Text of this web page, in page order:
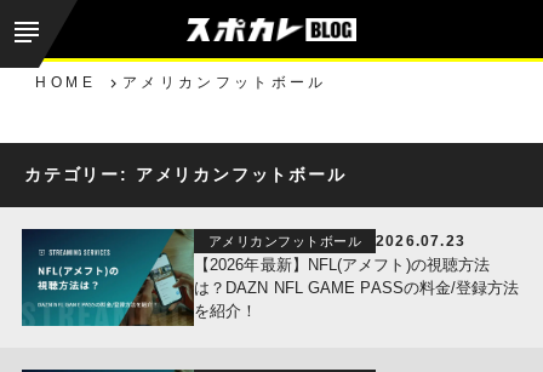
HOME アメリカンフットボール
カテゴリー: アメリカンフットボール
アメリカンフットボール 2026.07.23
【2026年最新】NFL(アメフト)の視聴方法
は？DAZN NFL GAME PASSの料金/登録方法
を紹介！